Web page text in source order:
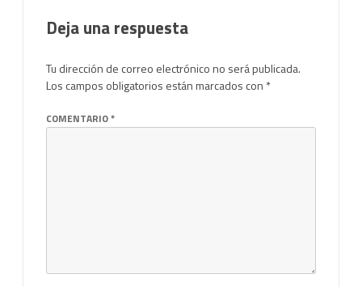
Deja una respuesta
Tu dirección de correo electrónico no será publicada.
Los campos obligatorios están marcados con *
COMENTARIO*